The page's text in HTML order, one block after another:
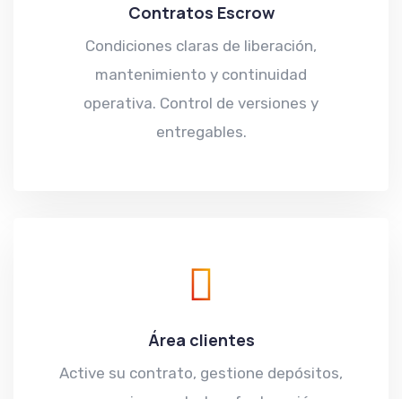
Contratos Escrow
Condiciones claras de liberación,
mantenimiento y continuidad
operativa. Control de versiones y
entregables.
Área clientes
Active su contrato, gestione depósitos,